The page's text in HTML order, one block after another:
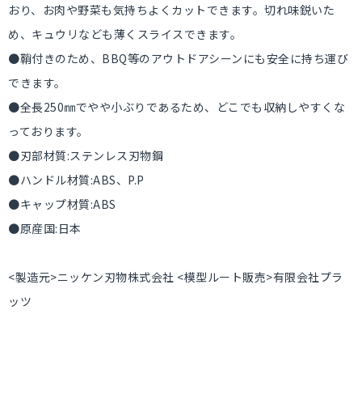
おり、お肉や野菜も気持ちよくカットできます。切れ味鋭いた
め、キュウリなども薄くスライスできます。
●鞘付きのため、BBQ等のアウトドアシーンにも安全に持ち運び
できます。
●全長250㎜でやや小ぶりであるため、どこでも収納しやすくな
っております。
●刃部材質:ステンレス刃物鋼
●ハンドル材質:ABS、P.P
●キャップ材質:ABS
●原産国:日本
<製造元>ニッケン刃物株式会社 <模型ルート販売>有限会社プラ
ッツ